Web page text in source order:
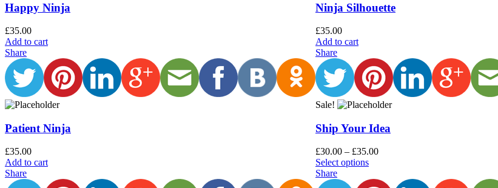
Happy Ninja
£35.00
Add to cart
Ninja Silhouette
£35.00
Add to cart
Share
Patient Ninja
£35.00
Add to cart
Share
Sale!
Ship Your Idea
£30.00 – £35.00
Select options
Share
Share